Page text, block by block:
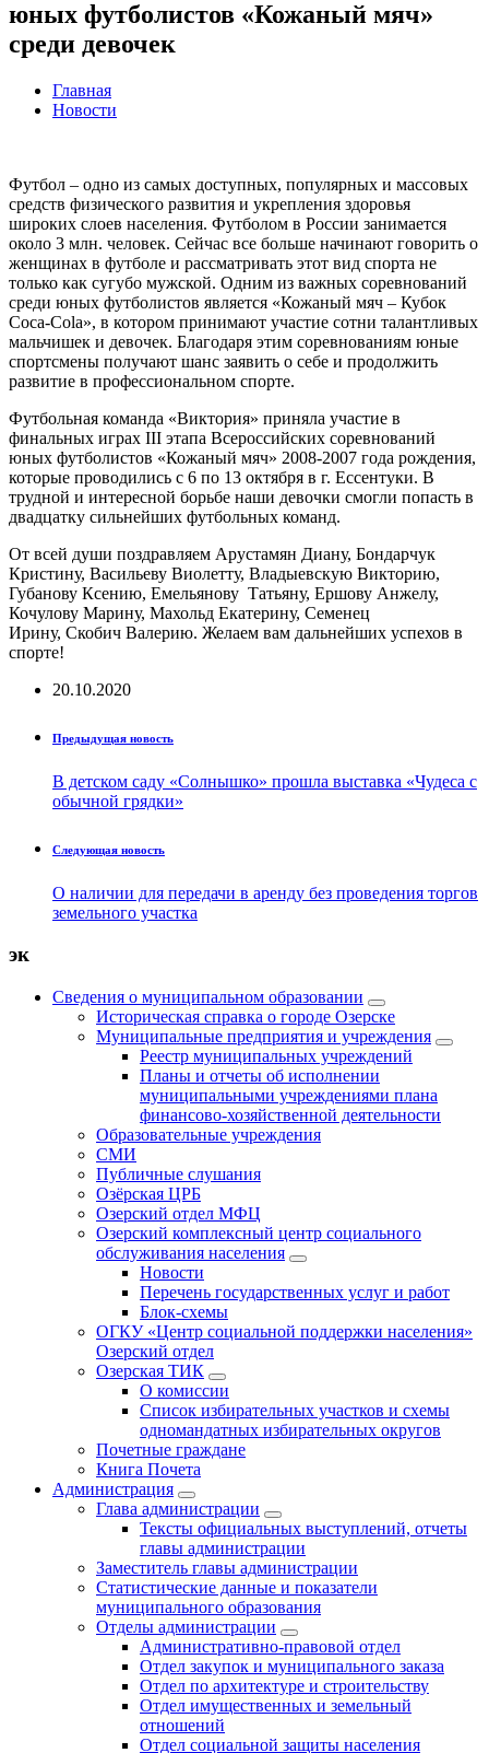
юных футболистов «Кожаный мяч»
среди девочек
Главная
Новости
Футбол – одно из самых доступных, популярных и массовых
средств физического развития и укрепления здоровья
широких слоев населения. Футболом в России занимается
около 3 млн. человек. Сейчас все больше начинают говорить о
женщинах в футболе и рассматривать этот вид спорта не
только как сугубо мужской. Одним из важных соревнований
среди юных футболистов является «Кожаный мяч – Кубок
Coca-Cola», в котором принимают участие сотни талантливых
мальчишек и девочек. Благодаря этим соревнованиям юные
спортсмены получают шанс заявить о себе и продолжить
развитие в профессиональном спорте.
Футбольная команда «Виктория» приняла участие в
финальных играх III этапа Всероссийских соревнований
юных футболистов «Кожаный мяч» 2008-2007 года рождения,
которые проводились с 6 по 13 октября в г. Ессентуки. В
трудной и интересной борьбе наши девочки смогли попасть в
двадцатку сильнейших футбольных команд.
От всей души поздравляем Арустамян Диану, Бондарчук
Кристину, Васильеву Виолетту, Владыевскую Викторию,
Губанову Ксению, Емельянову Татьяну, Ершову Анжелу,
Кочулову Марину, Махольд Екатерину, Семенец
Ирину, Скобич Валерию. Желаем вам дальнейших успехов в
спорте!
20.10.2020
Предыдущая новость
В детском саду «Солнышко» прошла выставка «Чудеса с
обычной грядки»
Следующая новость
О наличии для передачи в аренду без проведения торгов
земельного участка
эк
Сведения о муниципальном образовании
Историческая справка о городе Озерске
Муниципальные предприятия и учреждения
Реестр муниципальных учреждений
Планы и отчеты об исполнении
муниципальными учреждениями плана
финансово-хозяйственной деятельности
Образовательные учреждения
СМИ
Публичные слушания
Озёрская ЦРБ
Озерский отдел МФЦ
Озерский комплексный центр социального
обслуживания населения
Новости
Перечень государственных услуг и работ
Блок-схемы
ОГКУ «Центр социальной поддержки населения»
Озерский отдел
Озерская ТИК
О комиссии
Список избирательных участков и схемы
одномандатных избирательных округов
Почетные граждане
Книга Почета
Администрация
Глава администрации
Тексты официальных выступлений, отчеты
главы администрации
Заместитель главы администрации
Статистические данные и показатели
муниципального образования
Отделы администрации
Административно-правовой отдел
Отдел закупок и муниципального заказа
Отдел по архитектуре и строительству
Отдел имущественных и земельный
отношений
Отдел социальной защиты населения